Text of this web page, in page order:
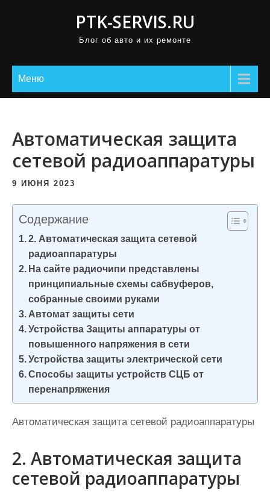
PTK-SERVIS.RU
Блог об авто и их ремонте
Меню
Автоматическая защита
сетевой радиоаппаратуры
9 ИЮНЯ 2023
Содержание
2. Автоматическая защита сетевой
радиоаппаратуры
На сайте радиочипи представлены
принципиальные схемы сабвуферов,
собранные своими руками
Автомат защиты сети
Устройства Защиты аппаратуры от
повышенного напряжения в сети
Устройства защиты электрической сети
Способы защиты устройств СЦБ от
перенапряжения
Автоматическая защита сетевой радиоаппаратуры
2. Автоматическая защита
сетевой радиоаппаратуры